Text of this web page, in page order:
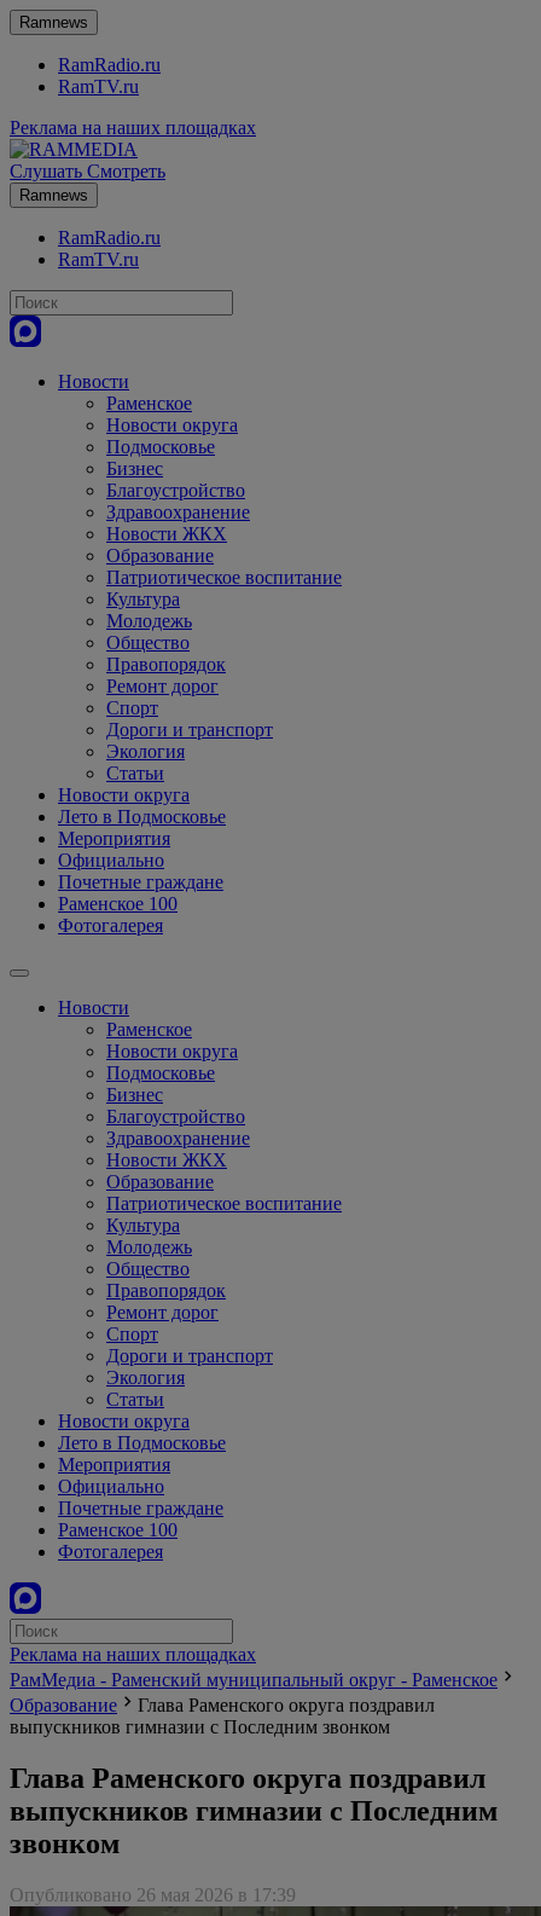
Ramnews
RamRadio.ru
RamTV.ru
Реклама на наших площадках
Слушать Смотреть
Ramnews
RamRadio.ru
RamTV.ru
Новости
Раменское
Новости округа
Подмосковье
Бизнес
Благоустройство
Здравоохранение
Новости ЖКХ
Образование
Патриотическое воспитание
Культура
Молодежь
Общество
Правопорядок
Ремонт дорог
Спорт
Дороги и транспорт
Экология
Статьи
Новости округа
Лето в Подмосковье
Мероприятия
Официально
Почетные граждане
Раменское 100
Фотогалерея
Новости
Раменское
Новости округа
Подмосковье
Бизнес
Благоустройство
Здравоохранение
Новости ЖКХ
Образование
Патриотическое воспитание
Культура
Молодежь
Общество
Правопорядок
Ремонт дорог
Спорт
Дороги и транспорт
Экология
Статьи
Новости округа
Лето в Подмосковье
Мероприятия
Официально
Почетные граждане
Раменское 100
Фотогалерея
Реклама на наших площадках
РамМедиа - Раменский муниципальный округ - Раменское
Образование
Глава Раменского округа поздравил
выпускников гимназии с Последним звонком
Глава Раменского округа поздравил
выпускников гимназии с Последним
звонком
Опубликовано 26 мая 2026 в 17:39